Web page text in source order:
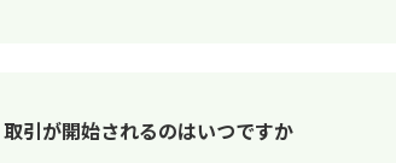
引が開始されるのはいつですか